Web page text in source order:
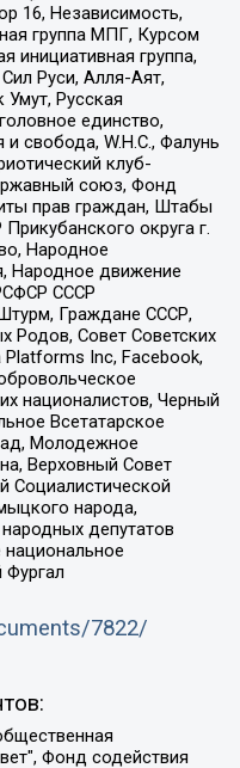
16, Независимость,
группа МПГ, Курсом
инициативная группа,
Руси, Алля-Аят,
Умут, Русская
единство,
свобода, W.H.С., Фалунь
клуб-
союз, Фонд
прав граждан, Штабы
округа г.
Народное
Народное движение
СССР
Граждане СССР,
Родов, Совет Советских
Inc, Facebook,
националистов, Черный
Всетатарское
Молодежное
Верховный Совет
Социалистической
народа,
депутатов
национальное
7822/
Виктор Анатольевич, Общество с ограниченной ответственностью "Данное сообщение", Общество с ограниченной ответственностью Издательский дом "Новая глава", Айнбиндер Александра Александровна, Московский комьюнити-центр для ЛГБТ+инициатив, Благотворительный фонд развития филантропии, Deutsche Welle (Германия, Kurt-Schumacher-Strasse 3, 53113 Bonn), Борзунова Мария Михайловна, Воробьев Виктор Викторович, Голубева Анна Львовна, Константинова Алла Михайловна, Малкова Ирина Владимировна, Мурадов Мурад Абдулгалимович, Осетинская Елизавета Николаевна, Понасенков Евгений Николаевич, Ганапольский Матвей Юрьевич, Киселев Евгений Алексеевич, Борухович Ирина Григорьевна, Дремин Иван Тимофеевич, Дубровский Дмитрий Викторович, Красноярская региональная общественная организация поддержки и развития альтернативных образовательных технологий и межкультурных коммуникаций "ИНТЕРРА", Маяковская Екатерина Алексеевна, Фейгин Марк Захарович, Филимонов Андрей Викторович, Дзугкоева Регина Николаевна, Доброхотов Роман Александрович, Дудь Юрий Александрович, Елкин Сергей Владимирович, Кругликов Кирилл Игоревич, Сабунаева Мария Леонидовна, Семенов Алексей Владимирович, Шаинян Карен Багратович, Шульман Екатерина Михайловна, Асафьев Артур Валерьевич, Вахштайн Виктор Семенович, Венедиктов Алексей Алексеевич, Лушникова Екатерина Евгеньевна, Волков Леонид Михайлович, Невзоров Александр Глебович, Пархоменко Сергей Борисович, Сироткин Ярослав Николаевич, Кара-Мурза Владимир Владимирович, Баранова Наталья Владимировна, Гозман Леонид Яковлевич, Кагарлицкий Борис Юльевич, Климарев Михаил Валерьевич, Милов Владимир Станиславович, Автономная некоммерческая организация Краснодарский центр современного искусства "Типография", Моргенштерн Алишер Тагирович, Соболь Любовь Эдуардовна, Общество с ограниченной ответственностью "ЛИЗА НОРМ", Каспаров Гарри Кимович, Ходорковский Михаил Борисович, Общество с ограниченной ответственностью "Апрельские тезисы", Данилович Ирина Брониславовна, Кашин Олег Владимирович, Петров Николай Владимирович, Пивоваров Алексей Владимирович, Соколов Михаил Владимирович, Цветкова Юлия Владимировна, Чичваркин Евгений Александрович, Комитет против пыток/Команда против пыток, Общество с ограниченной ответственностью "Первый научный", Общество с ограниченной ответственностью "Вертолет и ко", Белоцерковская Вероника Борисовна, Кац Максим Евгеньевич, Лазарева Татьяна Юрьевна, Шаведдинов Руслан Табризович, Яшин Илья Валерьевич, Общество с ограниченной ответственностью "Иноагент ААВ", Алешковский Дмитрий Петрович, Альбац Евгения Марковна, Быков Дмитрий Львович, Галямина Юлия Евгеньевна, Лойко Сергей Леонидович, Мартынов Кирилл Константинович, Медведев Сергей Александрович, Крашенинников Федор Геннадиевич, Гордеева Катерина Вл